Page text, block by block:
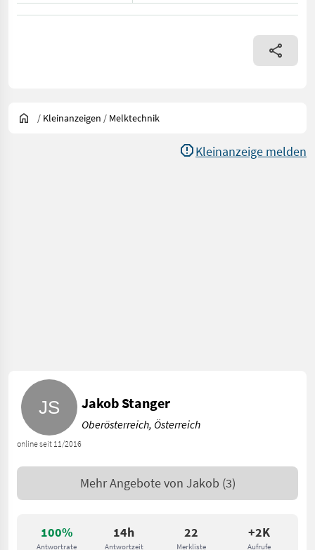
/ Kleinanzeigen / Melktechnik
Kleinanzeige melden
100%
Antwortrate
14h
Antwortzeit
22
Merkliste
+2K
Aufrufe
online seit 11/2016
Jakob Stanger
Oberösterreich, Österreich
Mehr Angebote von Jakob (3)